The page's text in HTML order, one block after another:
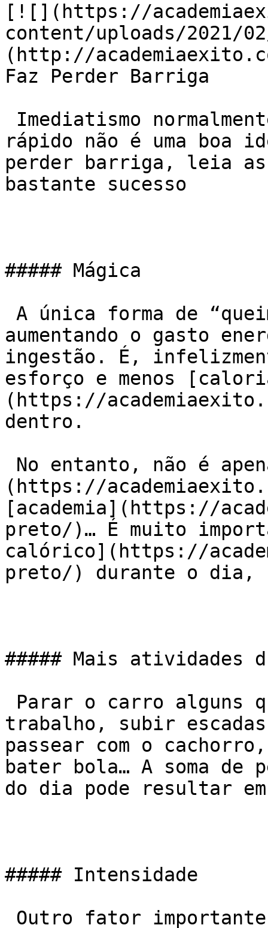
[![](https://
content/uploads/2021/
(http://
Faz Perder Barriga
rápido não é uma boa
perder barriga, leia
bastante sucesso
##### Mágica
aumentando o gasto
ingestão. É,
esforço e menos
(https://
dentro.
(https://
[academia](https://
preto/)… É muito
calórico](https://
preto/) durante o dia,
##### Mais atividades
trabalho, subir
passear com o
bater bola… A soma de
do dia pode resultar
##### Intensidade